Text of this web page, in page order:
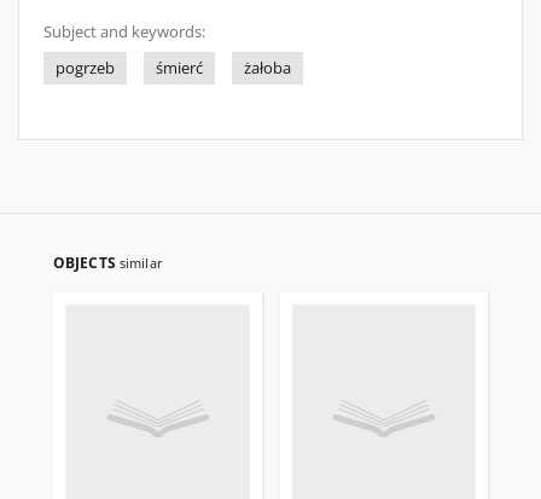
Subject and keywords:
pogrzeb
śmierć żałoba
OBJECTS similar